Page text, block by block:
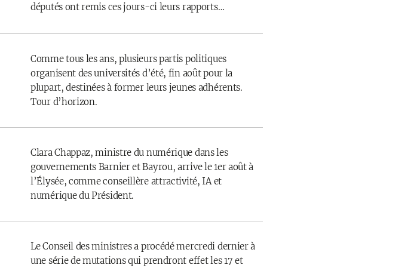
députés ont remis ces jours-ci leurs rapports…
Comme tous les ans, plusieurs partis politiques
organisent des universités d’été, fin août pour la
plupart, destinées à former leurs jeunes adhérents.
Tour d’horizon.
Clara Chappaz, ministre du numérique dans les
gouvernements Barnier et Bayrou, arrive le 1er août à
l’Élysée, comme conseillère attractivité, IA et
numérique du Président.
Le Conseil des ministres a procédé mercredi dernier à
une série de mutations qui prendront effet les 17 et